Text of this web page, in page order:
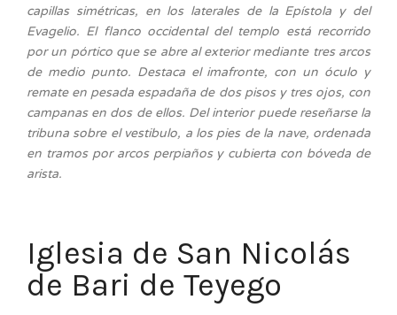
capillas simétricas, en los laterales de la Epístola y del
Evagelio. El flanco occidental del templo está recorrido
por un pórtico que se abre al exterior mediante tres arcos
de medio punto. Destaca el imafronte, con un óculo y
remate en pesada espadaña de dos pisos y tres ojos, con
campanas en dos de ellos. Del interior puede reseñarse la
tribuna sobre el vestibulo, a los pies de la nave, ordenada
en tramos por arcos perpiaños y cubierta con bóveda de
arista.
Iglesia de San Nicolás
de Bari de Teyego